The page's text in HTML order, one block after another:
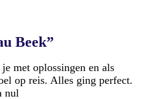
Beek”
met oplossingen en als
op reis. Alles ging perfect.
nul